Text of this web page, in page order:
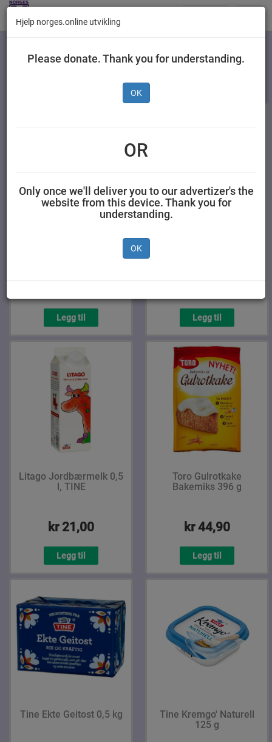
Kategorier
Legg til Legg til
Litago Jordbærmelk 0,5
l, TINE
kr 21,00
Legg til
Toro Gulrotkake
Bakemiks 396 g
kr 44,90
Legg til
Tine Ekte Geitost 0,5 kg
Tine Kremgo' Naturell
125 g
Hjelp norges.online utvikling
Please donate. Thank you for understanding.
OK
OR
Only once we'll deliver you to our advertizer's the
website from this device. Thank you for
understanding.
OK